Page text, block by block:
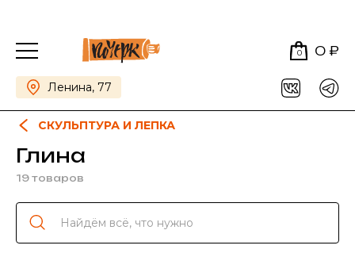
0 0 ₽
Ленина, 77
СКУЛЬПТУРА И ЛЕПКА
Глина
19 товаров